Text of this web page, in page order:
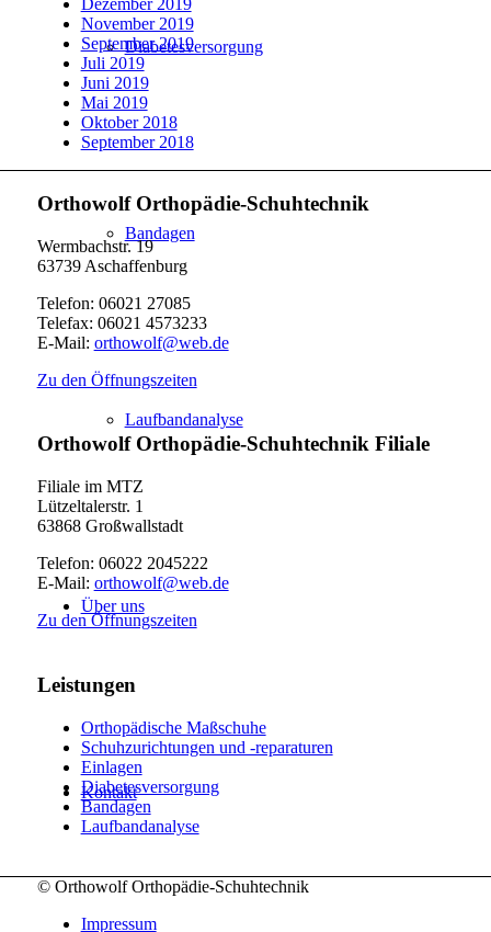
Diabetesversorgung
Bandagen
Laufbandanalyse
Über uns
Kontakt
Dezember 2019
November 2019
September 2019
Juli 2019
Juni 2019
Mai 2019
Oktober 2018
September 2018
Orthowolf Orthopädie-Schuhtechnik
Wermbachstr. 19
63739 Aschaffenburg
Telefon: 06021 27085
Telefax: 06021 4573233
E-Mail: orthowolf@web.de
Zu den Öffnungszeiten
Orthowolf Orthopädie-Schuhtechnik Filiale
Filiale im MTZ
Lützeltalerstr. 1
63868 Großwallstadt
Telefon: 06022 2045222
E-Mail: orthowolf@web.de
Zu den Öffnungszeiten
Leistungen
Orthopädische Maßschuhe
Schuhzurichtungen und -reparaturen
Einlagen
Diabetesversorgung
Bandagen
Laufbandanalyse
© Orthowolf Orthopädie-Schuhtechnik
Impressum